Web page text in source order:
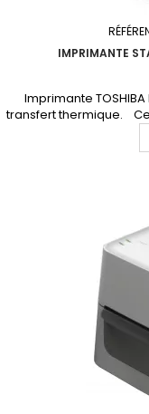
IMPRIMANTE
Imprimante
transfert thermique.
Elle est remplacée